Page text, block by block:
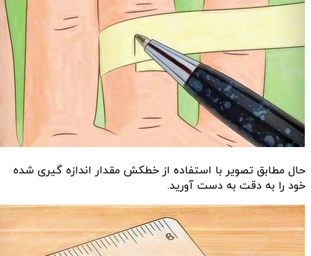
حال مطابق تصویر با استفاده از خطکش مقدار اندازه گیری شده
خود را به دقت به دست آورید.